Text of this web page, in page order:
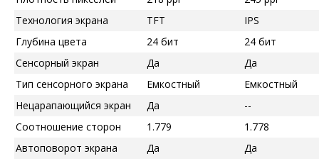
Технология экрана
TFT
IPS
Глубина цвета
24 бит
24 бит
Сенсорный экран
Да
Да
Тип сенсорного экрана
Емкостный
Емкостный
Нецарапающийся экран
Да
--
Соотношение сторон
1.779
1.778
Автоповорот экрана
Да
Да